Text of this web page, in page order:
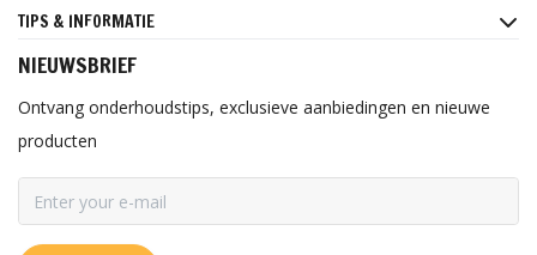
TIPS & INFORMATIE
NIEUWSBRIEF
Ontvang onderhoudstips, exclusieve aanbiedingen en nieuwe
producten